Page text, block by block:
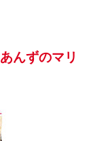
んずのマリ